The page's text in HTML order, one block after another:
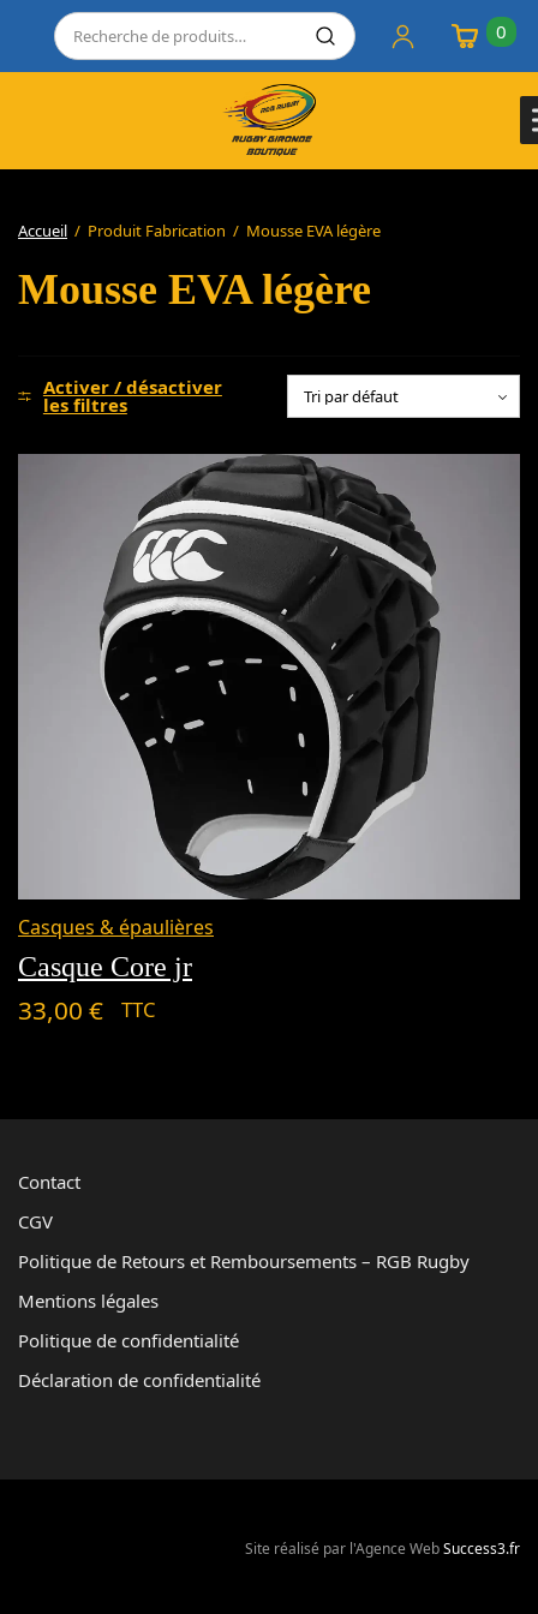
0
Accueil / Produit Fabrication / Mousse EVA légère
Mousse EVA légère
Activer / désactiver
les filtres
Casques & épaulières
Casque Core jr
33,00 € TTC
Contact
CGV
Politique de Retours et Remboursements – RGB Rugby
Mentions légales
Politique de confidentialité
Déclaration de confidentialité
Site réalisé par l'Agence WebSuccess3.fr